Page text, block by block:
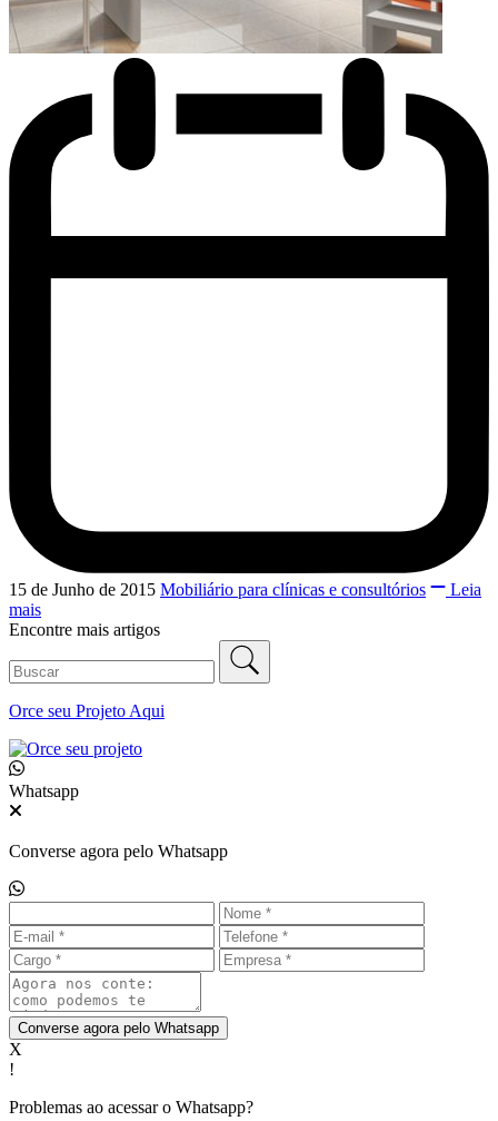
15 de Junho de 2015 Mobiliário para clínicas e consultórios
Leia
mais
Encontre mais artigos
Orce seu Projeto Aqui
Whatsapp
Converse agora pelo Whatsapp
Converse agora pelo Whatsapp
X
!
Problemas ao acessar o Whatsapp?